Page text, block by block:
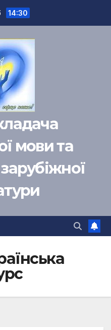
14:30
мови та